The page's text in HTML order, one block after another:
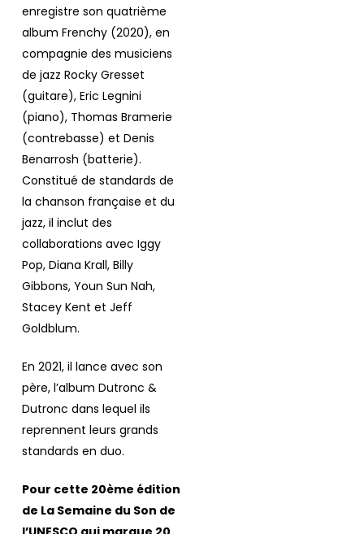
enregistre son quatrième
album Frenchy(2020), en
compagnie des musiciens
de jazz Rocky Gresset
(guitare), Eric Legnini
(piano), Thomas Bramerie
(contrebasse) et Denis
Benarrosh (batterie).
Constitué de standards de
la chanson française et du
jazz, il inclut des
collaborations avec Iggy
Pop, Diana Krall, Billy
Gibbons, Youn Sun Nah,
Stacey Kent et Jeff
Goldblum.
En 2021, il lance avec son
père, l’album Dutronc &
Dutronc dans lequel ils
reprennent leurs grands
standards en duo.
Pour cette 20ème édition
de La Semaine du Son de